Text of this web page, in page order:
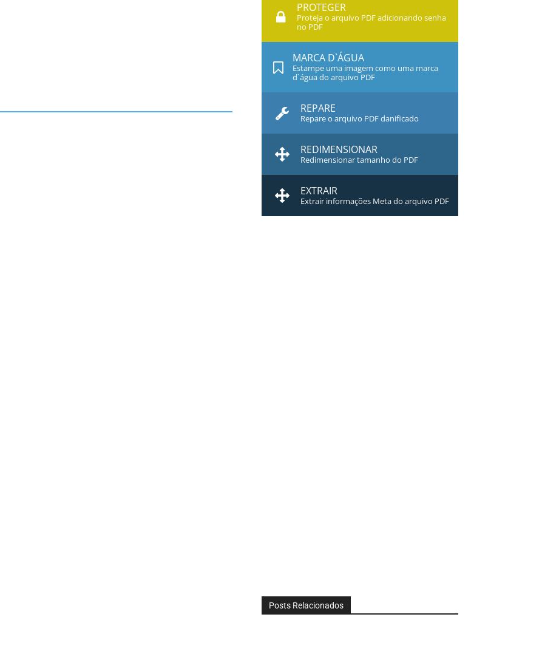
PROTEGER
Proteja o arquivo PDF adicionando senha
no PDF
MARCA D`ÁGUA
Estampe uma imagem como uma marca
d`água do arquivo PDF
REPARE
Repare o arquivo PDF danificado
REDIMENSIONAR
Redimensionar tamanho do PDF
EXTRAIR
Extrair informações Meta do arquivo PDF
Posts Relacionados